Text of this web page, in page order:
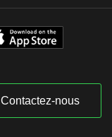
Contactez-nous